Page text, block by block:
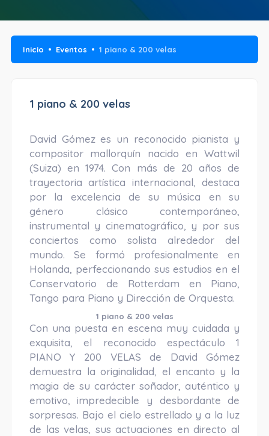
Inicio Eventos 1 piano & 200 velas
1 piano & 200 velas
David Gómez es un reconocido pianista y
compositor mallorquín nacido en Wattwil
(Suiza) en 1974. Con más de 20 años de
trayectoria artística internacional, destaca
por la excelencia de su música en su
género clásico contemporáneo,
instrumental y cinematográfico, y por sus
conciertos como solista alrededor del
mundo. Se formó profesionalmente en
Holanda, perfeccionando sus estudios en el
Conservatorio de Rotterdam en Piano,
Tango para Piano y Dirección de Orquesta.
1 piano & 200 velas
Con una puesta en escena muy cuidada y
exquisita, el reconocido espectáculo 1
PIANO Y 200 VELAS de David Gómez
demuestra la originalidad, el encanto y la
magia de su carácter soñador, auténtico y
emotivo, impredecible y desbordante de
sorpresas. Bajo el cielo estrellado y a la luz
de las velas, sus actuaciones en directo al